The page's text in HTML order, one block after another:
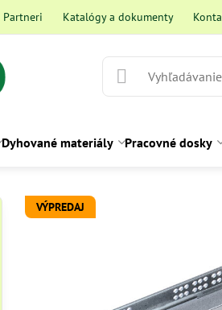
Partneri Katalógy a dokumenty
Dyhované materiály Pracovné dosky
VÝPREDAJ